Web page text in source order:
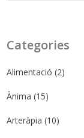
Categories
Alimentació (2)
Ànima (15)
Arteràpia (10)